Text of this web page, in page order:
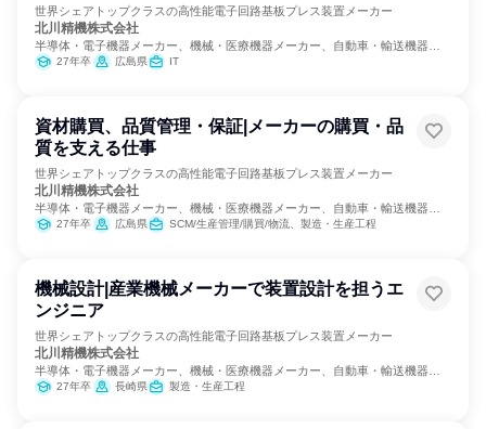
世界シェアトップクラスの高性能電子回路基板プレス装置メーカー
北川精機株式会社
半導体・電子機器メーカー、機械・医療機器メーカー、自動車・輸送機器メ
ーカー27年卒 広島県 IT
資材購買、品質管理・保証|メーカーの購買・品
質を支える仕事
世界シェアトップクラスの高性能電子回路基板プレス装置メーカー
北川精機株式会社
半導体・電子機器メーカー、機械・医療機器メーカー、自動車・輸送機器メ
ーカー27年卒 広島県 SCM/生産管理/購買/物流、製造・生産工程
機械設計|産業機械メーカーで装置設計を担うエ
ンジニア
世界シェアトップクラスの高性能電子回路基板プレス装置メーカー
北川精機株式会社
半導体・電子機器メーカー、機械・医療機器メーカー、自動車・輸送機器メ
ーカー27年卒 長崎県 製造・生産工程